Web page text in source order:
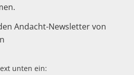
Andacht-Newsletter von
unten ein: